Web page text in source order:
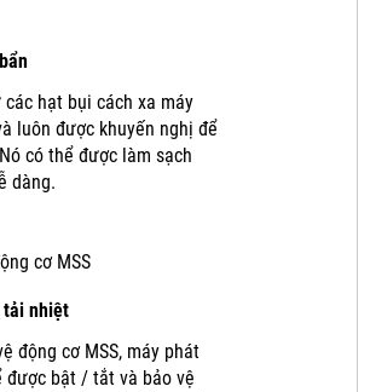
các hạt bụi cách xa máy
luôn được khuyến nghị để
Nó có thể được làm sạch
dàng.
cơ MSS
tải nhiệt
động cơ MSS, máy phát
được bật / tắt và bảo vệ